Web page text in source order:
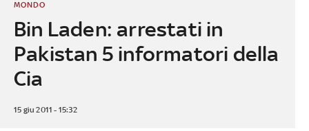
Bin Laden: arrestati in
Pakistan 5 informatori della
Cia
MONDO
15 giu 2011 - 15:32